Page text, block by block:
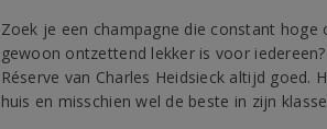
Zoek je een champagne die constant
gewoon ontzettend lekker is voor
Réserve van Charles Heidsieck altijd goed.
huis en misschien wel de beste in zijn